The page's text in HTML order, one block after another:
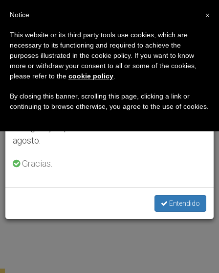
×
Aviso importante
Del 27 de julio al 7 de agosto haremos la pausa
anual, aprovechando que en el periodo de verano
se generan menos informaciones y también el
agosto.
Gracias.
Entendido
x
Notice
This website or its third party tools use cookies, which are
necessary to its functioning and required to achieve the
purposes illustrated in the cookie policy. If you want to know
more or withdraw your consent to all or some of the cookies,
please refer to the cookie policy
By closing this banner, scrolling this page, clicking a link or
continuing to browse otherwise, you agree to the use of cookies.